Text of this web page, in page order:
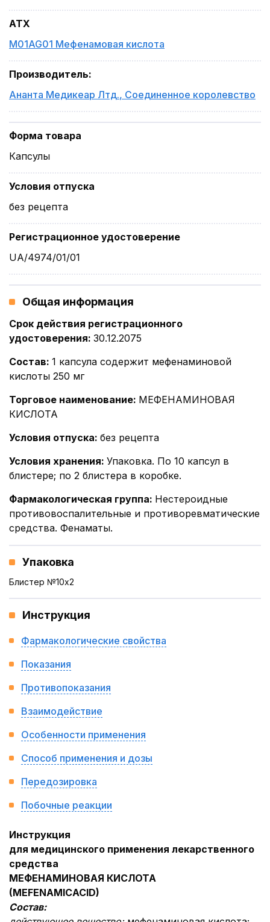
ATX
M01AG01 Мефенамовая кислота
Производитель:
Ананта Медикеар Лтд., Соединенное королевство
Форма товара
Капсулы
Условия отпуска
без рецепта
Регистрационное удостоверение
UA/4974/01/01
Общая информация
Срок действия регистрационного
удостоверения: 30.12.2075
Состав: 1 капсула содержит мефенаминовой
кислоты 250 мг
Торговое наименование: МЕФЕНАМИНОВАЯ
КИСЛОТА
Условия отпуска: без рецепта
Условия хранения: Упаковка. По 10 капсул в
блистере; по 2 блистера в коробке.
Фармакологическая группа: Нестероидные
противовоспалительные и противоревматические
средства. Фенаматы.
Упаковка
Блистер №10x2
Инструкция
Фармакологические свойства
Показания
Противопоказания
Взаимодействие
Особенности применения
Способ применения и дозы
Передозировка
Побочные реакции
Инструкция
для медицинского применения лекарственного
средства
МЕФЕНАМИНОВАЯ КИСЛОТА
(MEFENAMICACID)
Состав: